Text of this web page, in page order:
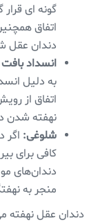
گونه ای
اتفاق
دندان عقل
انسداد
به دلیل
اتفاق از
نهفته شدن
شلوغی: اگر
کافی برای
دندان‌های
منجر به
دندان عقل نهفته